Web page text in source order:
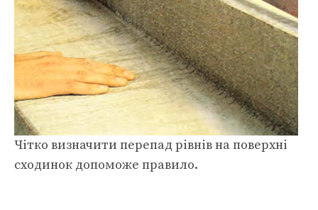
Чітко визначити перепад рівнів на поверхні
сходинок допоможе правило.